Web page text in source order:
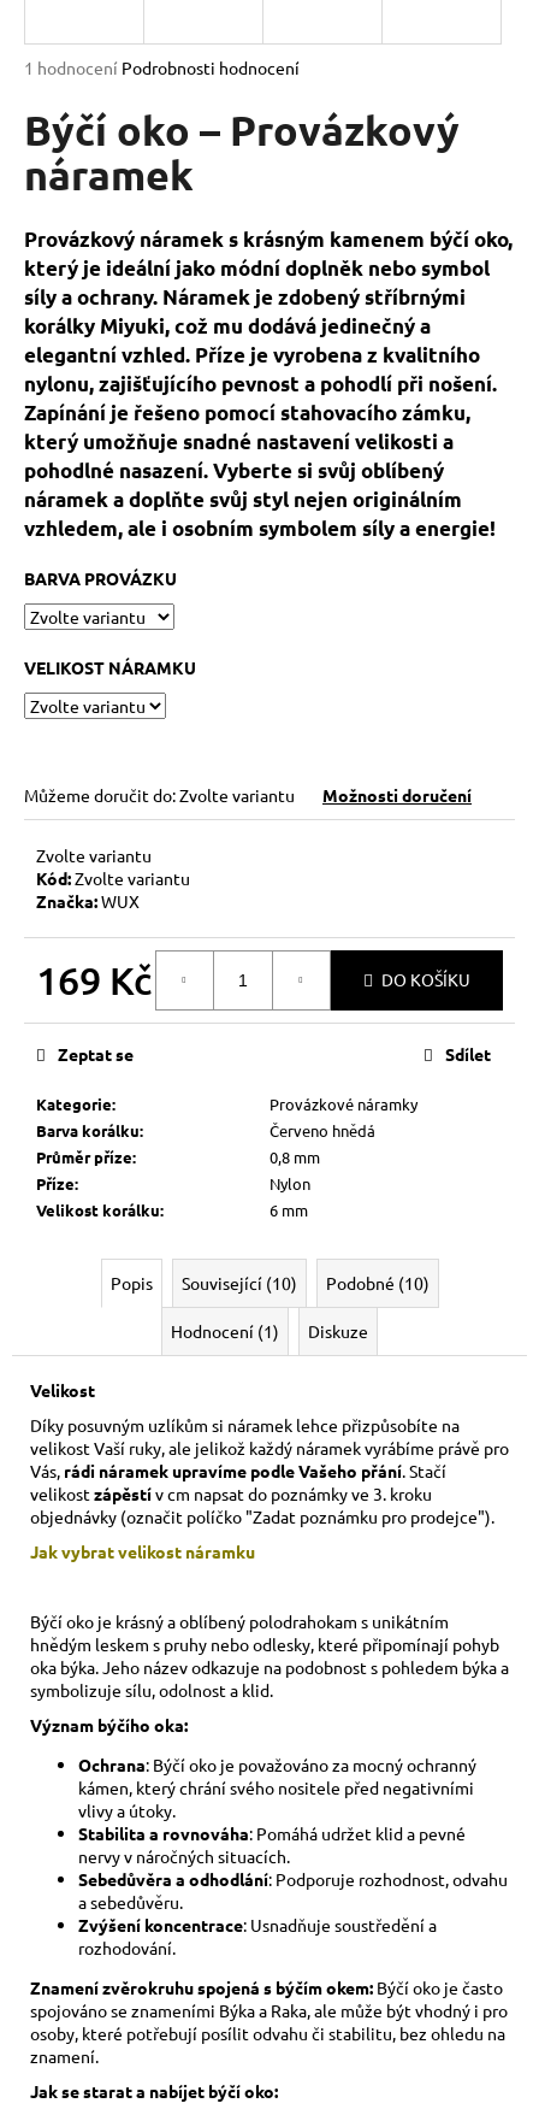
Průměrné
produktu
je
hvězdiček.
1 hodnocení Podrobnosti hodnocení
Býčí oko – Provázkový
náramek
Provázkový náramek s krásným kamenem býčí oko,
který je ideální jako módní doplněk nebo symbol
síly a ochrany. Náramek je zdobený stříbrnými
korálky Miyuki, což mu dodává jedinečný a
elegantní vzhled. Příze je vyrobena z kvalitního
nylonu, zajišťujícího pevnost a pohodlí při nošení.
Zapínání je řešeno pomocí stahovacího zámku,
který umožňuje snadné nastavení velikosti a
pohodlné nasazení. Vyberte si svůj oblíbený
náramek a doplňte svůj styl nejen originálním
vzhledem, ale i osobním symbolem síly a energie!
BARVA PROVÁZKU
VELIKOST NÁRAMKU
Můžeme doručit do:Zvolte variantu Možnosti doručení
Zvolte variantu
Kód:Zvolte variantu
Značka:WUX
169 Kč DO KOŠÍKU
Kategorie:
Provázkové náramky
Barva korálku:
Červeno hnědá
Průměr příze:
0,8 mm
Příze:
Nylon
Velikost korálku: 6 mm
Zeptat se Sdílet
Popis Související (10) Podobné (10)
Hodnocení (1) Diskuze
Velikost
Díky posuvným uzlíkům si náramek lehce přizpůsobíte na
velikost Vaší ruky, ale jelikož každý náramek vyrábíme právě pro
Vás, rádi náramek upravíme podle Vašeho přání . Stačí
velikostzápěstív cm napsat do poznámky ve 3. kroku
objednávky (označit políčko "Zadat poznámku pro prodejce").
Jak vybrat velikost náramku
Býčí oko je krásný a oblíbený polodrahokam s unikátním
hnědým leskem s pruhy nebo odlesky, které připomínají pohyb
oka býka. Jeho název odkazuje na podobnost s pohledem býka a
symbolizuje sílu, odolnost a klid.
Význam býčího oka:
Ochrana: Býčí oko je považováno za mocný ochranný
kámen, který chrání svého nositele před negativními
vlivy a útoky.
Stabilita a rovnováha: Pomáhá udržet klid a pevné
nervy v náročných situacích.
Sebedůvěra a odhodlání: Podporuje rozhodnost, odvahu
a sebedůvěru.
Zvýšení koncentrace: Usnadňuje soustředění a
rozhodování.
Znamení zvěrokruhu spojená s býčím okem: Býčí oko je často
spojováno se znameními Býka a Raka, ale může být vhodný i pro
osoby, které potřebují posílit odvahu či stabilitu, bez ohledu na
znamení.
Jak se starat a nabíjet býčí oko:
j
t
?
HLEDAT
D
o
p
o
r
u
č
u
j
e
e
KROUŽEK
AG925
Kč